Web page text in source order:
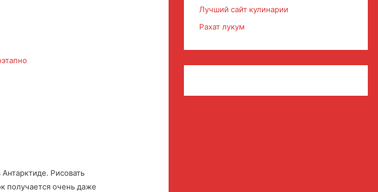
Рисовать
получается очень даже
Лучший сайт кулинарии
Рахат лукум